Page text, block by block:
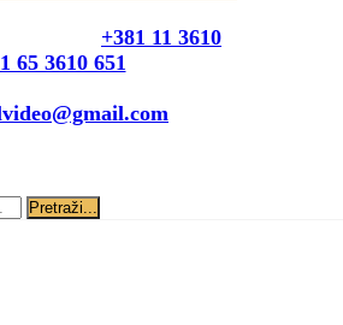
+381 11 3610
65 3610 651